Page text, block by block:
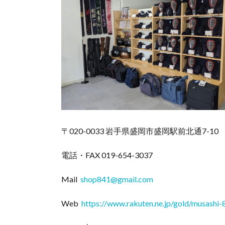
〒020-0033 岩手県盛岡市盛岡駅前北通7-10
電話・FAX 019-654-3037
Mail shop841@gmail.com
Web https://www.rakuten.ne.jp/gold/musashi-